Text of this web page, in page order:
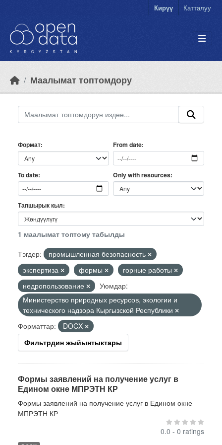
Кирүү Катталуу
Маалымат топтомдору
Формат From date
To date Only with resources
Тапшырык кыл
1 маалымат топтому табылды
Тэгдер:
промышленная безопасность
экспертиза
формы
горные работы
недропользование
Уюмдар:
Министерство природных ресурсов, экологии и
технического надзора Кыргызской Республики
Форматтар:
DOCX
Фильтрдин жыйынтыктары
Формы заявлений на получение услуг в
Едином окне МПРЭТН КР
Формы заявлений на получение услуг в Едином окне
МПРЭТН КР
0.0 - 0 ratings